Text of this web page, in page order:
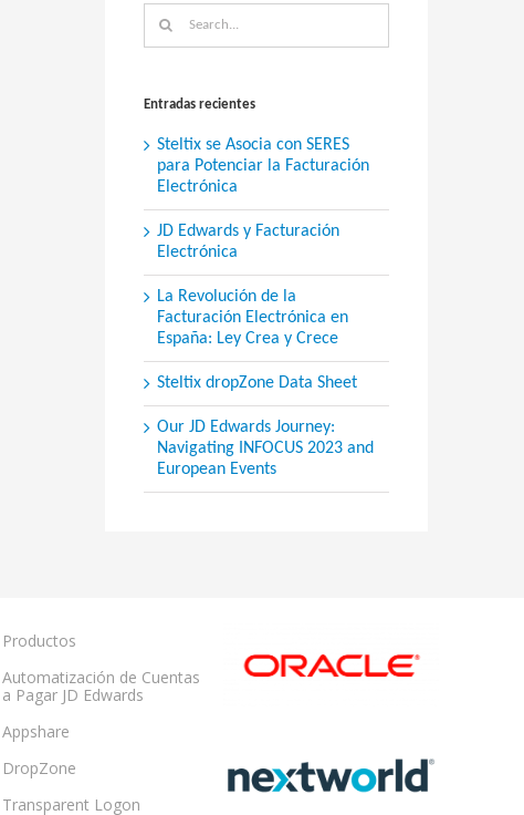
for:
Entradas recientes
Steltix se Asocia con SERES
para Potenciar la Facturación
Electrónica
JD Edwards y Facturación
Electrónica
La Revolución de la
Facturación Electrónica en
España: Ley Crea y Crece
Steltix dropZone Data Sheet
Our JD Edwards Journey:
Navigating INFOCUS 2023 and
European Events
Productos
Automatización de Cuentas
a Pagar JD Edwards
Appshare
DropZone
Transparent Logon